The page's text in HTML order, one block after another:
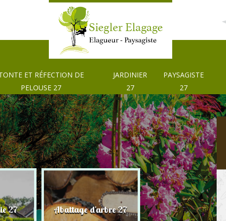
ET RÉFECTION DE
PELOUSE 27
JARDINIER
27
PAYSAGISTE
27
27 Abattage d'arbre 27 Tonte et réfection de
pelouse 27